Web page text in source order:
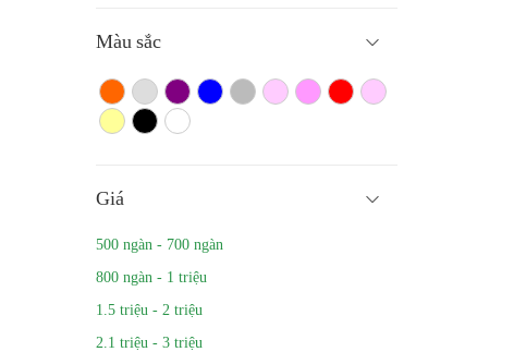
Màu sắc
Màu camTrắng màu
Tím XanhXám Hồng nhạtHồng đậm
Đỏ
Hồng
VàngMàu đenTrắng
Giá
500 ngàn - 700 ngàn
800 ngàn - 1 triệu
1.5 triệu - 2 triệu
2.1 triệu - 3 triệu